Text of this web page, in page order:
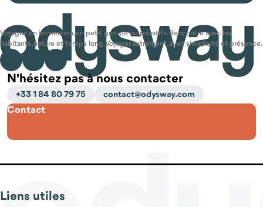
Voyages en immersion, en petit groupe ou privatifs. Rencontre avec les
habitants, nature et temps long. Voyager autrement, avec simplicité et présence.
N'hésitez pas à nous contacter
+33 1 84 80 79 75 contact@odysway.com
Contact
Liens utiles